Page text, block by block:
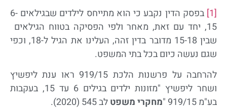
[1]
בפסק הדין נקבע כי הוא מתייחס לילדים שבגילאים 6-
15, יחד עם זאת, מאחר ולפי הפסיקה בטווח הגילאים
שבין 15-18 מדובר בדין זהה, העלינו את הגיל ל-18, וכפי
שגם נעשה כיום בכל בתי המשפט.
להרחבה על פרשנות הלכת 919/15 ראו ענת ליפשיץ
ושחר ליפשיץ "מזונות ילדים בגילים 6 עד 15, בעקבות
בע"מ 919/15
"מחקרי משפטלב 545 (2020).